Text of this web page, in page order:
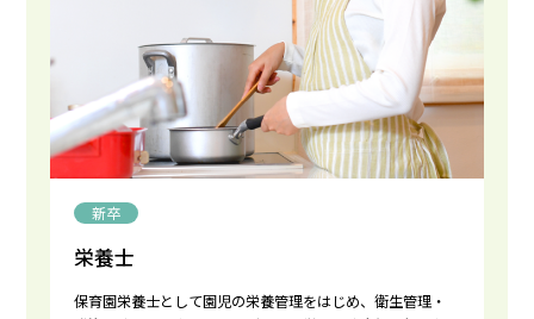
新卒
栄養士
保育園栄養士として園児の栄養管理をはじめ、衛生管理・